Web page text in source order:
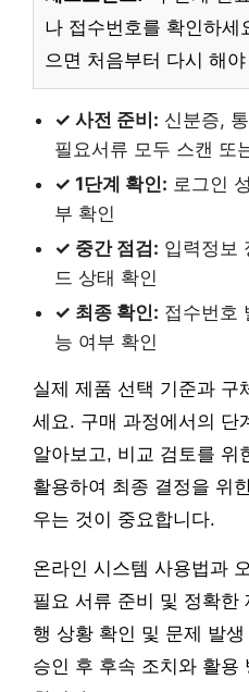
나 접수번호를 확인하세
으면 처음부터 다시 해
✓ 사전 준비: 신분증,
필요서류 모두 스캔 또
✓ 1단계 확인: 로그인
부 확인
✓ 중간 점검: 입력정보
드 상태 확인
✓ 최종 확인: 접수번호
능 여부 확인
실제 제품 선택 기준과 구
세요. 구매 과정에서의 단
알아보고, 비교 검토를 위
활용하여 최종 결정을 위
우는 것이 중요합니다.
온라인 시스템 사용법과
필요 서류 준비 및 정확한
행 상황 확인 및 문제 발
승인 후 후속 조치와 활용